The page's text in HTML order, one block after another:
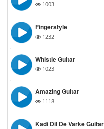
1003
Fingerstyle
1232
Whistle Guitar
1023
Amazing Guitar
1118
Kadi Dil De Varke Guitar